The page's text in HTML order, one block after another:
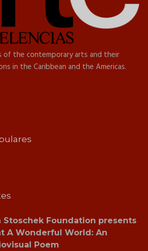
the contemporary arts and their
in the Caribbean and the Americas.
Stoschek Foundation presents
A Wonderful World: An
Poem